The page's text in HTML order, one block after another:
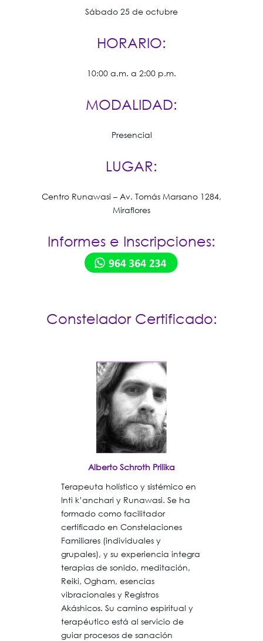
Sábado 25 de octubre
HORARIO:
10:00 a.m. a 2:00 p.m.
MODALIDAD:
Presencial
LUGAR:
Centro Runawasi – Av. Tomás Marsano 1284,
Miraflores
Informes e Inscripciones:
Constelador Certificado:
Alberto Schroth Prilika
Terapeuta holístico y sistémico en
Inti k’anchari y Runawasi. Se ha
formado como facilitador
certificado en Constelaciones
Familiares (individuales y
grupales), y su experiencia integra
terapias de sonido, meditación,
Reiki, Ogham, esencias
vibracionales y Registros
Akáshicos. Su camino espiritual y
terapéutico está al servicio de
guiar procesos de sanación